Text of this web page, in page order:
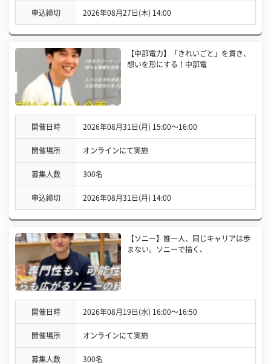
申込締切 2026年08月27日(木) 14:00
【中部電力】「きれいごと」を貫き、
想いを形にする！中部電
開催日時 2026年08月31日(月) 15:00〜16:00
開催場所 オンラインにて実施
募集人数 300名
申込締切 2026年08月31日(月) 14:00
【ソニー】誰一人、同じキャリアは歩
まない。ソニーで描く、
開催日時 2026年08月19日(水) 16:00〜16:50
開催場所 オンラインにて実施
募集人数 300名